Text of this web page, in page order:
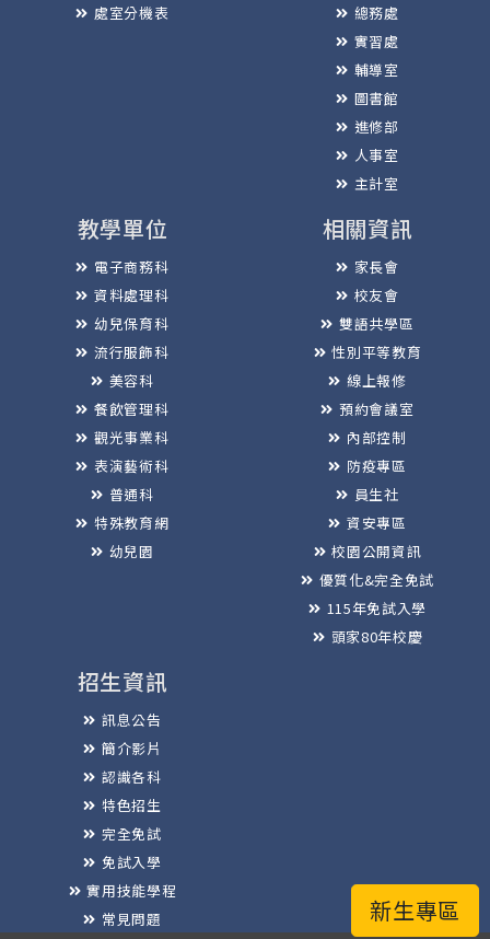
新生專區
處室分機表
總務處
實習處
輔導室
圖書館
進修部
人事室
主計室
教學單位
電子商務科
資料處理科
幼兒保育科
流行服飾科
美容科
餐飲管理科
觀光事業科
表演藝術科
普通科
特殊教育網
幼兒園
相關資訊
家長會
校友會
雙語共學區
性別平等教育
線上報修
預約會議室
內部控制
防疫專區
員生社
資安專區
校園公開資訊
優質化&完全免試
115年免試入學
頭家80年校慶
招生資訊
訊息公告
簡介影片
認識各科
特色招生
完全免試
免試入學
實用技能學程
常見問題